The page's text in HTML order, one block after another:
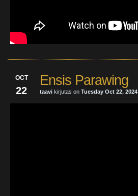
OCT
22
Ensis Parawing
taavi kirjutas on Tuesday Oct 22, 2024